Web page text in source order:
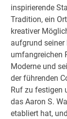
inspirierende
Tradition, ein
kreativer
aufgrund
umfangreichen
Moderne und
der führenden
Ruf zu festigen
das Aaron S.
etabliert hat,